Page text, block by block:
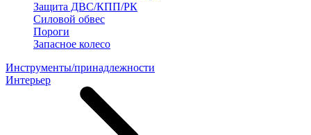
Защита ДВС/КПП/РК
Силовой обвес
Пороги
Запасное колесо
Инструменты/принадлежности
Интерьер